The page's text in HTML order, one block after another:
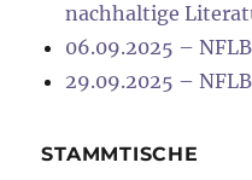
nachhaltige
06.09.2025 –
29.09.2025 –
STAMMTISCHE